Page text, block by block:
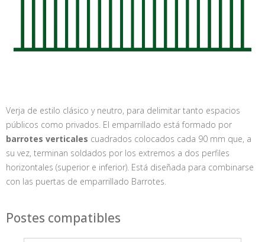
Verja de estilo clásico y neutro, para delimitar tanto espacios
públicos como privados. El emparrillado está formado por
barrotes verticales cuadrados colocados cada 90 mm que, a
su vez, terminan soldados por los extremos a dos perfiles
horizontales (superior e inferior). Está diseñada para combinarse
con las puertas de emparrillado Barrotes.
Postes compatibles